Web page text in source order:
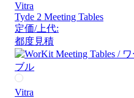
Vitra
Tyde 2 Meeting Tables
定価/上代:
都度見積
Vitra